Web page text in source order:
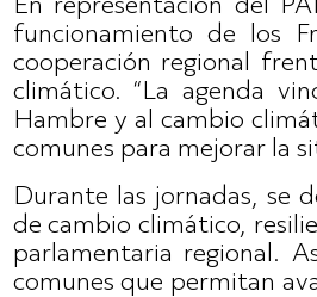
En representación del
funcionamiento de los
cooperación regional
climático. “La agenda
Hambre y al cambio
comunes para mejorar la
Durante las jornadas, se
de cambio climático,
parlamentaria regional.
comunes que permitan